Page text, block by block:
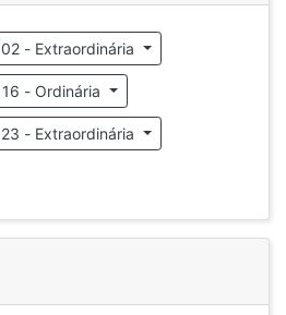
02 - Extraordinária
16 - Ordinária
23 - Extraordinária